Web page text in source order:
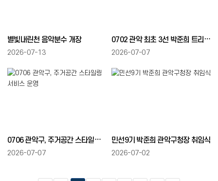
별빛내린천 음악분수 개장
2026-07-13
0702 관악 최초 3선 박준희 트리플 구청장
2026-07-07
0706 관악구, 주거공간 스타일링 서비스 운영
2026-07-07
민선9기 박준희 관악구청장 취임식
2026-07-02